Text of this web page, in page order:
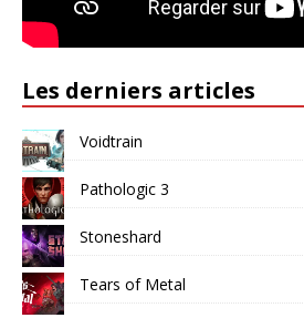
Les derniers articles
Voidtrain
Pathologic 3
Stoneshard
Tears of Metal